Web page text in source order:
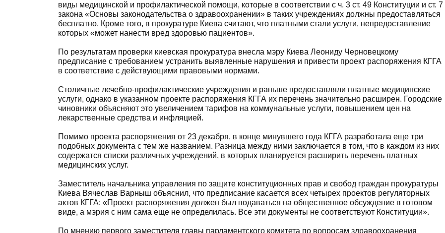
виды медицинской и профилактической помощи, которые в соответствии с ч. 3 ст. 49 Конституции и ст. 7
закона «Основы законодательства о здравоохранении» в таких учреждениях должны предоставляться
бесплатно. Кроме того, в прокуратуре Киева считают, что платными стали услуги, непредоставление
которых «может нанести вред здоровью пациентов».
По результатам проверки киевская прокуратура внесла мэру Киева Леониду Черновецкому
предписание с требованием устранить выявленные нарушения и привести проект распоряжения КГГА
в соответствие с действующими правовыми нормами.
Столичные лечебно-профилактические учреждения и раньше предоставляли платные медицинские
услуги, однако в указанном проекте распоряжения КГГА их перечень значительно расширен. Городские
чиновники объясняют это увеличением тарифов на коммунальные услуги, повышением цен на
лекарственные средства и инфляцией.
Помимо проекта распоряжения от 23 декабря, в конце минувшего года КГГА разработала еще три
подобных документа с тем же названием. Разница между ними заключается в том, что в каждом из них
содержатся списки различных учреждений, в которых планируется расширить перечень платных
медицинских услуг.
Заместитель начальника управления по защите конституционных прав и свобод граждан прокуратуры
Киева Вячеслав Варныш объяснил, что предписание касается всех четырех проектов регуляторных
актов КГГА: «Проект распоряжения должен был подаваться на общественное обсуждение в готовом
виде, а мэрия с ним сама еще не определилась. Все эти документы не соответствуют Конституции».
По мнению первого заместителя главы парламентского комитета по вопросам здравоохранения